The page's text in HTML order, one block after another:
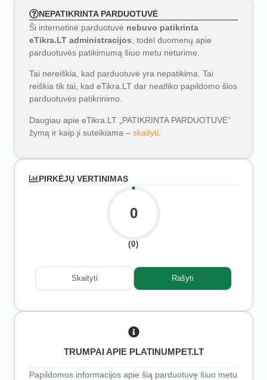
NEPATIKRINTA PARDUOTUVĖ
Ši internetinė parduotuvė nebuvo patikrinta
eTikra.LT administracijos , todėl duomenų apie
parduotuvės patikimumą šiuo metu neturime.
Tai nereiškia, kad parduotuvė yra nepatikima. Tai
reiškia tik tai, kad eTikra.LT dar neatliko papildomo šios
parduotuvės patikrinimo.
Daugiau apie eTikra.LT „PATIKRINTA PARDUOTUVĖ“
žymą ir kaip ji suteikiama – skaityti
PIRKĖJŲ VERTINIMAS
0
(0)
Skaityti Rašyti
TRUMPAI APIE PLATINUMPET.LT
Papildomos informacijos apie šią parduotuvę šiuo metu